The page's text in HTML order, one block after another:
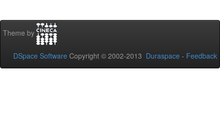
Theme by
DSpace Software Copyright © 2002-2013 Duraspace - Feedback